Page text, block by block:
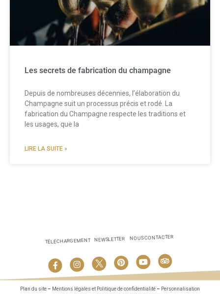
Les secrets de fabrication du champagne
Depuis de nombreuses décennies, l’élaboration du
Champagne suit un processus précis et rodé. La
fabrication du Champagne respecte les traditions et
les usages, que la
LIRE LA SUITE »
TÉLÉCHARGEMENT NEWSLETTER NOUS CONTACTER
Plan du site– Mentions légales et Politique de confidentialité– Personnalisation